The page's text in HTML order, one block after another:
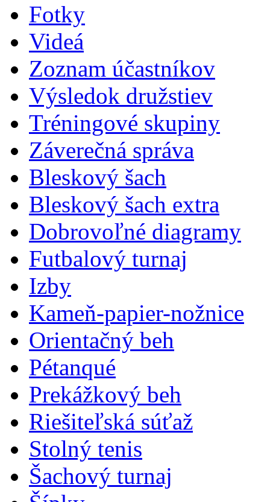
Fotky
Videá
Zoznam účastníkov
Výsledok družstiev
Tréningové skupiny
Záverečná správa
Bleskový šach
Bleskový šach extra
Dobrovoľné diagramy
Futbalový turnaj
Izby
Kameň-papier-nožnice
Orientačný beh
Pétanqué
Prekážkový beh
Riešiteľská súťaž
Stolný tenis
Šachový turnaj